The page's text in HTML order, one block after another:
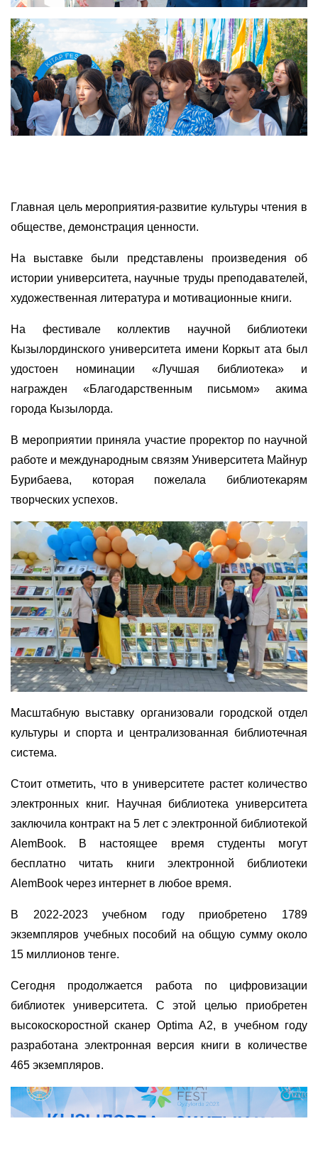
Главная цель мероприятия-развитие культуры чтения в
обществе, демонстрация ценности.
На выставке были представлены произведения об
истории университета, научные труды преподавателей,
художественная литература и мотивационные книги.
На фестивале коллектив научной библиотеки
Кызылординского университета имени Коркыт ата был
удостоен номинации «Лучшая библиотека» и
награжден «Благодарственным письмом» акима
города Кызылорда.
В мероприятии приняла участие проректор по научной
работе и международным связям Университета Майнур
Бурибаева, которая пожелала библиотекарям
творческих успехов.
Масштабную выставку организовали городской отдел
культуры и спорта и централизованная библиотечная
система.
Стоит отметить, что в университете растет количество
электронных книг. Научная библиотека университета
заключила контракт на 5 лет с электронной библиотекой
AlemBook. В настоящее время студенты могут
бесплатно читать книги электронной библиотеки
AlemBook через интернет в любое время.
В 2022-2023 учебном году приобретено 1789
экземпляров учебных пособий на общую сумму около
15 миллионов тенге.
Сегодня продолжается работа по цифровизации
библиотек университета. С этой целью приобретен
высокоскоростной сканер Optima А2, в учебном году
разработана электронная версия книги в количестве
465 экземпляров.